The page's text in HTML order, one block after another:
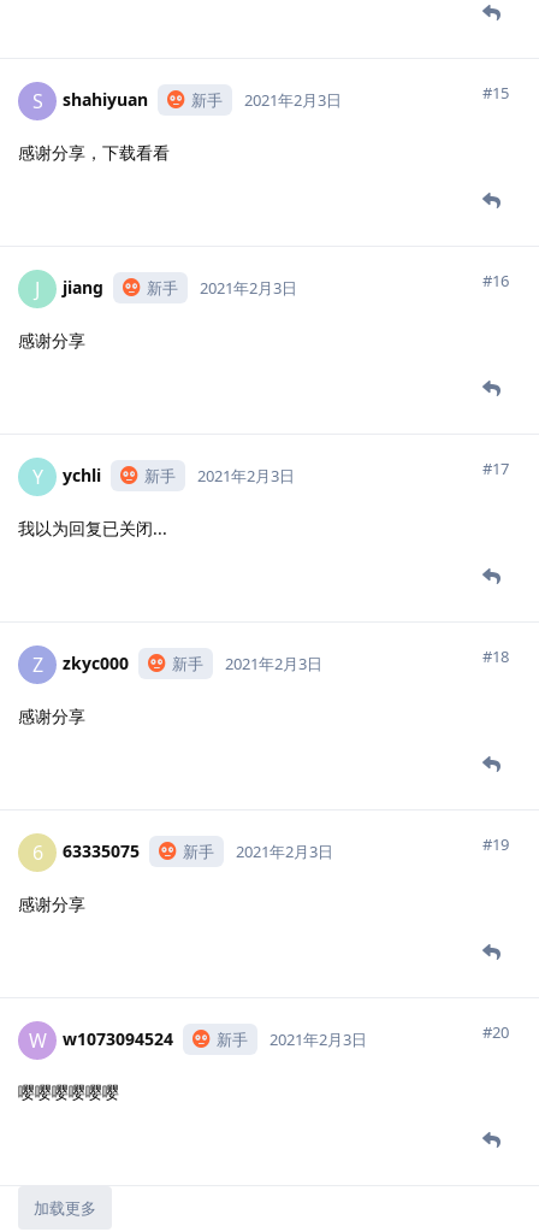
S shahiyuan 新手 #15
2021年2月3日
感谢分享，下载看看
J jiang 新手 #16
2021年2月3日
感谢分享
Y ychli 新手 #17
2021年2月3日
我以为回复已关闭...
Z zkyc000 新手 #18
2021年2月3日
感谢分享
6 63335075 新手 #19
2021年2月3日
感谢分享
W w1073094524 新手 #20
2021年2月3日
嘤嘤嘤嘤嘤嘤
加载更多